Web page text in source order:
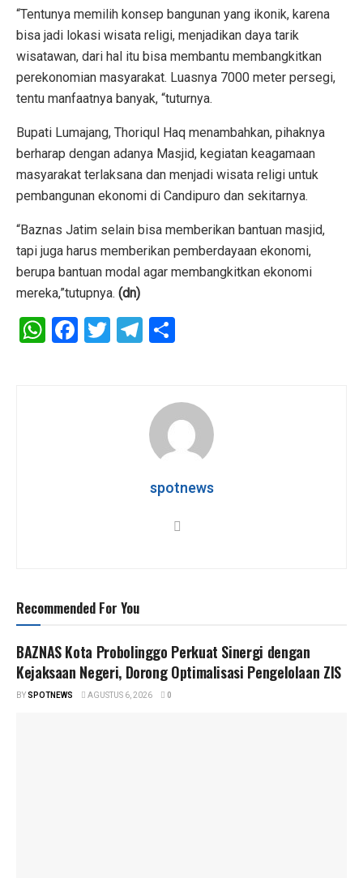
“Tentunya memilih konsep bangunan yang ikonik, karena
bisa jadi lokasi wisata religi, menjadikan daya tarik
wisatawan, dari hal itu bisa membantu membangkitkan
perekonomian masyarakat. Luasnya 7000 meter persegi,
tentu manfaatnya banyak, “tuturnya.
Bupati Lumajang, Thoriqul Haq menambahkan, pihaknya
berharap dengan adanya Masjid, kegiatan keagamaan
masyarakat terlaksana dan menjadi wisata religi untuk
pembangunan ekonomi di Candipuro dan sekitarnya.
“Baznas Jatim selain bisa memberikan bantuan masjid,
tapi juga harus memberikan pemberdayaan ekonomi,
berupa bantuan modal agar membangkitkan ekonomi
mereka,”tutupnya. (dn)
W
h
F
a
T
wi
T
el
gr
a
m
e
spotnews
Recommended For You
BAZNAS Kota Probolinggo Perkuat Sinergi dengan
Kejaksaan Negeri, Dorong Optimalisasi Pengelolaan ZIS
BYSPOTNEWS AGUSTUS 6, 2026 0